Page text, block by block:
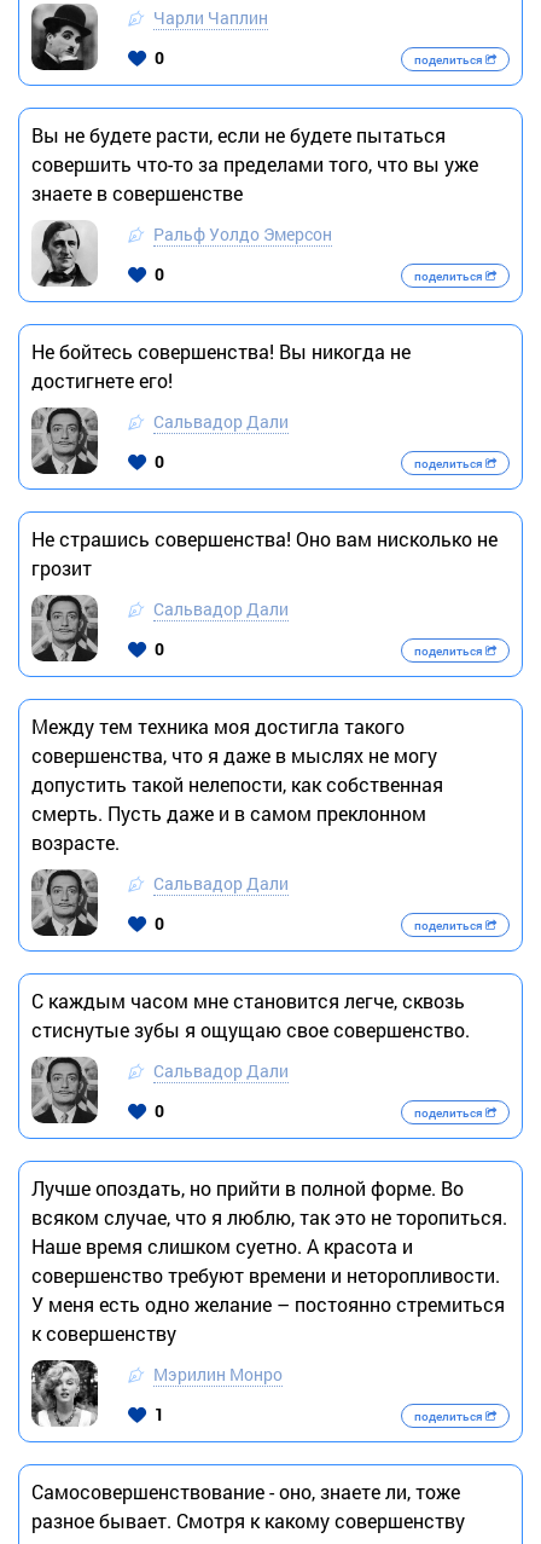
Чарли Чаплин
0
поделиться
Вы не будете расти, если не будете пытаться
совершить что-то за пределами того, что вы уже
знаете в совершенстве
Ральф Уолдо Эмерсон
0
поделиться
Не бойтесь совершенства! Вы никогда не
достигнете его!
Сальвадор Дали
0
поделиться
Не страшись совершенства! Оно вам нисколько не
грозит
Сальвадор Дали
0
поделиться
Между тем техника моя достигла такого
совершенства, что я даже в мыслях не могу
допустить такой нелепости, как собственная
смерть. Пусть даже и в самом преклонном
возрасте.
Сальвадор Дали
0
поделиться
С каждым часом мне становится легче, сквозь
стиснутые зубы я ощущаю свое совершенство.
Сальвадор Дали
0
поделиться
Лучше опоздать, но прийти в полной форме. Во
всяком случае, что я люблю, так это не торопиться.
Наше время слишком суетно. А красота и
совершенство требуют времени и неторопливости.
У меня есть одно желание – постоянно стремиться
к совершенству
Мэрилин Монро
1
поделиться
Самосовершенствование - оно, знаете ли, тоже
разное бывает. Смотря к какому совершенству